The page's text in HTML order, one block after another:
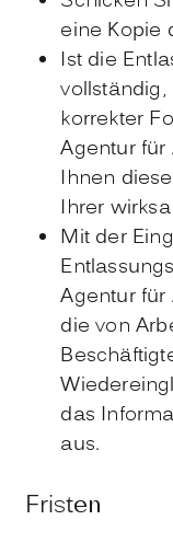
eine Kopie
Ist die
korrekter
Agentur
Ihnen
Ihrer
Mit der
Agentur
die von
das
aus.
Fristen